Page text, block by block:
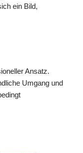
ein Bild,
Ansatz.
Umgang und